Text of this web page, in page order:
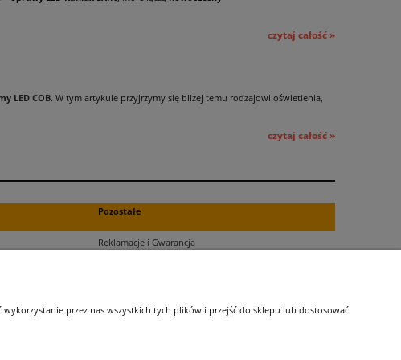
czytaj całość »
LED COB. W tym artykule przyjrzymy się bliżej temu rodzajowi oświetlenia,
czytaj całość »
Pozostałe
Reklamacje i Gwarancja
przez nas wszystkich tych plików i przejść do sklepu lub dostosować